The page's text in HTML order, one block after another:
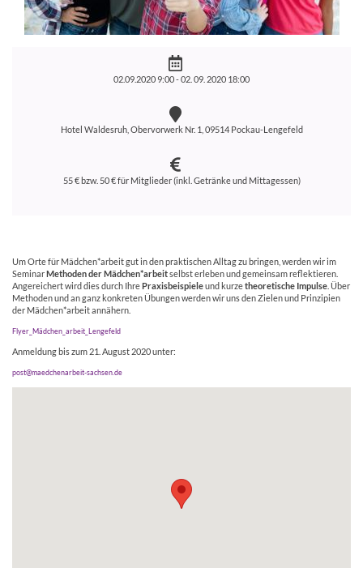
02.09.2020 9:00 -02. 09. 2020 18:00
Hotel Waldesruh, Obervorwerk Nr. 1, 09514 Pockau-Lengefeld
55 € bzw. 50 € für Mitglieder (inkl. Getränke und Mittagessen)
Um Orte für Mädchen*arbeit gut in den praktischen Alltag zu bringen, werden wir im
SeminarMethoden der Mädchen*arbeitselbst erleben und gemeinsam reflektieren.
Angereichert wird dies durch IhrePraxisbeispieleund kurzetheoretische Impulse . Über
Methoden und an ganz konkreten Übungen werden wir uns den Zielen und Prinzipien
der Mädchen*arbeit annähern.
Flyer_Mädchen_arbeit_Lengefeld
Anmeldung bis zum 21. August 2020 unter:
post@maedchenarbeit-sachsen.de